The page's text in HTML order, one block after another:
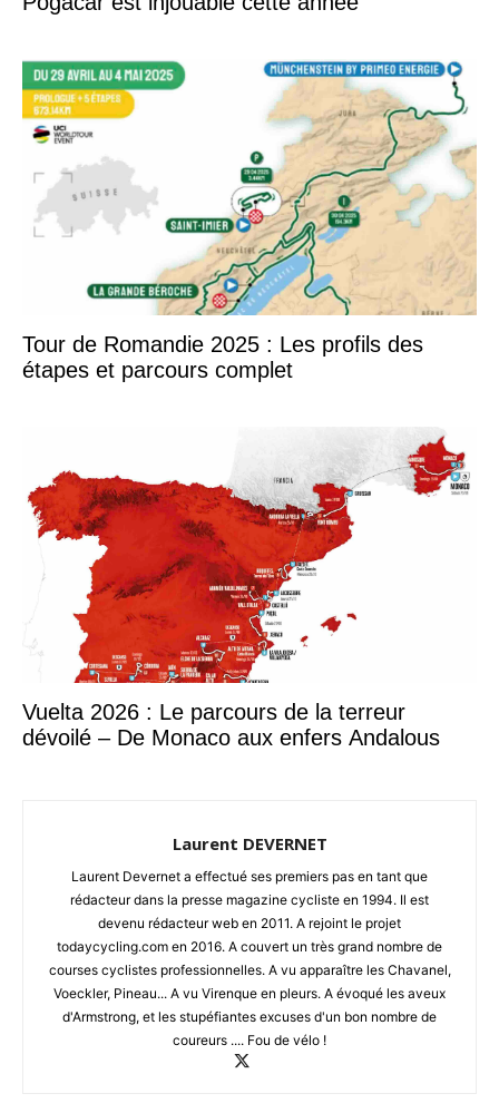
Tour de Romandie 2025 : Les profils des
étapes et parcours complet
Vuelta 2026 : Le parcours de la terreur
dévoilé – De Monaco aux enfers Andalous
Laurent DEVERNET
Laurent Devernet a effectué ses premiers pas en tant que
rédacteur dans la presse magazine cycliste en 1994. Il est
devenu rédacteur web en 2011. A rejoint le projet
todaycycling.com en 2016. A couvert un très grand nombre de
courses cyclistes professionnelles. A vu apparaître les Chavanel,
Voeckler, Pineau... A vu Virenque en pleurs. A évoqué les aveux
d'Armstrong, et les stupéfiantes excuses d'un bon nombre de
coureurs .... Fou de vélo !